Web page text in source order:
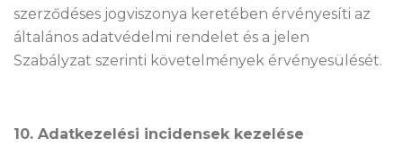
szerződéses jogviszonya keretében érvényesíti az
általános adatvédelmi rendelet és a jelen
Szabályzat szerinti követelmények érvényesülését.
10. Adatkezelési incidensek kezelése